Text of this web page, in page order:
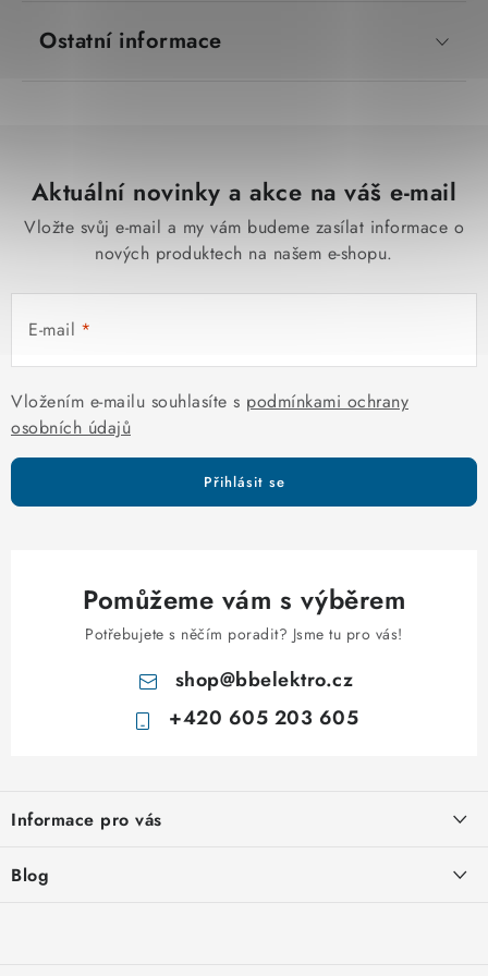
Ostatní informace
Aktuální novinky a akce na váš e-mail
Vložte svůj e-mail a my vám budeme zasílat informace o
nových produktech na našem e-shopu.
E-mail
Vložením e-mailu souhlasíte s podmínkami ochrany
osobních údajů
Přihlásit se
Pomůžeme vám s výběrem
Potřebujete s něčím poradit? Jsme tu pro vás!
shop@bbelektro.cz
+420 605 203 605
p
a
Informace pro vás
Blog